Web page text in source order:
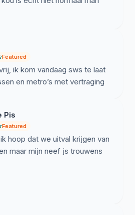
Featured
ik kom vandaag sws te laat
en metro’s met vertraging
Pis
Featured
hoop dat we uitval krijgen van
maar mijn neef js trouwens